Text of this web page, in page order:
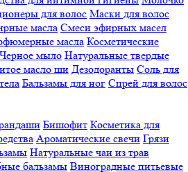
для волос Маски для волос
масла Смеси эфирных масел
масла Косметические
Черное мыло Натуральные твердые
масло ши Дезодоранты Соль для
Бальзамы для ног Спрей для волос
Бишофит Косметика для
Ароматические свечи Грязи
Натуральные чаи из трав
бальзамы Виноградные питьевые